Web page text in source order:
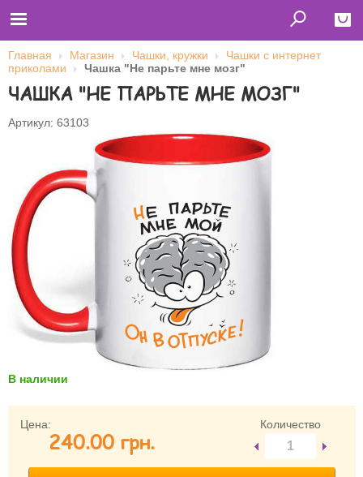
Главная
Футболки
Толстовки (кенгурушки)
Ветровки
Оплата и доставка
О нас
Сотрудничество
Имя пользователя (логин)
Пароль
Запомнить меня
Забыли имя пользователя (логин)?
Регистрация
Главная Магазин Чашки, кружки
Чашки с интернет
приколами
Чашка "Не парьте мне мозг"
ЧАШКА "НЕ ПАРЬТЕ МНЕ МОЗГ"
Артикул: 63103
В наличии
Цена:
240.00 грн.
Количество